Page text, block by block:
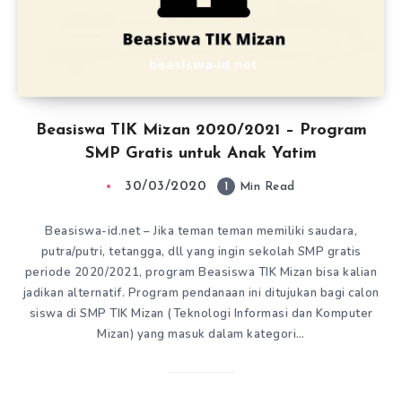
Beasiswa TIK Mizan 2020/2021 – Program
SMP Gratis untuk Anak Yatim
30/03/2020 1 Min Read
Beasiswa-id.net – Jika teman teman memiliki saudara,
putra/putri, tetangga, dll yang ingin sekolah SMP gratis
periode 2020/2021, program Beasiswa TIK Mizan bisa kalian
jadikan alternatif. Program pendanaan ini ditujukan bagi calon
siswa di SMP TIK Mizan (Teknologi Informasi dan Komputer
Mizan) yang masuk dalam kategori…